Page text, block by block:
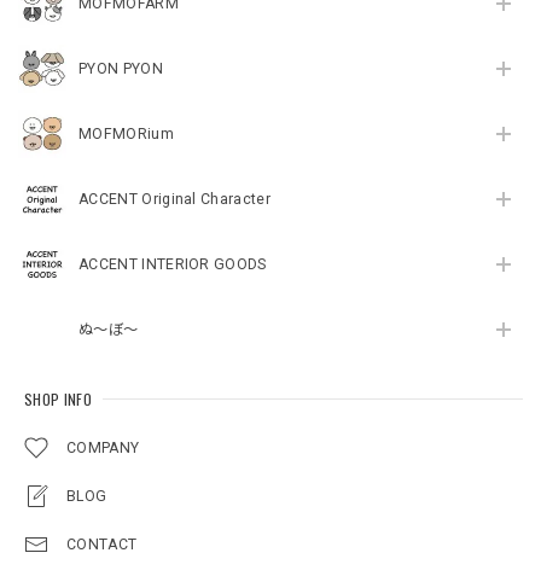
PYON PYON
MOFMORium
ACCENT Original Character
ACCENT INTERIOR GOODS
ぬ～ぼ～
SHOP INFO
COMPANY
BLOG
CONTACT